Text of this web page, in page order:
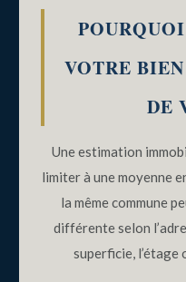
VOTRE
DE
Une estimation
limiter à une moyenne
la même commune
différente selon
superficie,